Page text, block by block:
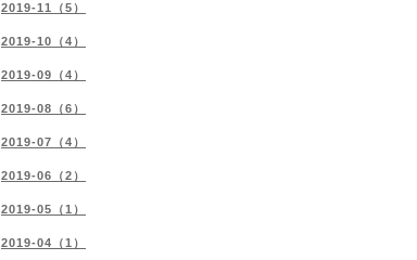
2019-11（5）
2019-10（4）
2019-09（4）
2019-08（6）
2019-07（4）
2019-06（2）
2019-05（1）
2019-04（1）